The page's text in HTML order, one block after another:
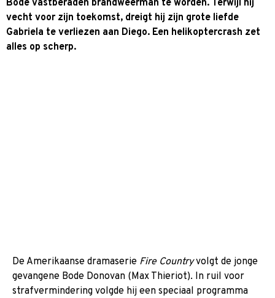
Bode vastberaden brandweerman te worden. Terwijl hij
vecht voor zijn toekomst, dreigt hij zijn grote liefde
Gabriela te verliezen aan Diego. Een helikoptercrash zet
alles op scherp.
De Amerikaanse dramaserie Fire Countryvolgt de jonge
gevangene Bode Donovan (Max Thieriot). In ruil voor
strafvermindering volgde hij een speciaal programma